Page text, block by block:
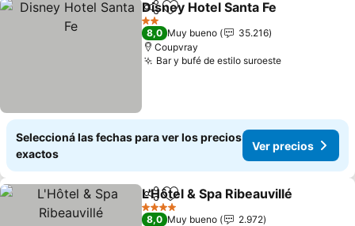
CompartirAñadir a favoritos
Disney Hotel Santa Fe
2 Estrellas
8,0 Muy bueno
35.216
Coupvray
Bar y bufé de estilo suroesteVer precios
Seleccioná las fechas para ver los precios
exactos
Ver precios
CompartirAñadir a favoritos
L'Hôtel & Spa Ribeauvillé
4 Estrellas
8,0 Muy bueno
2.972